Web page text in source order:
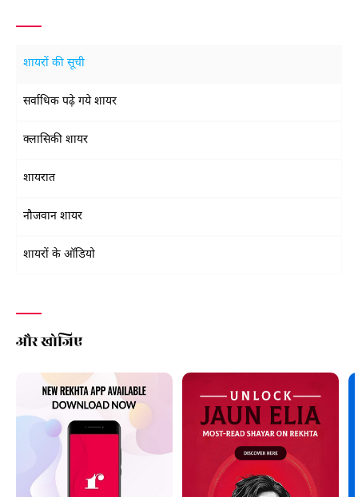
शायरों की सूची
सर्वाधिक पढ़े गये शायर
क्लासिकी शायर
शायरात
नौजवान शायर
शायरों के ऑडियो
और खोजिए